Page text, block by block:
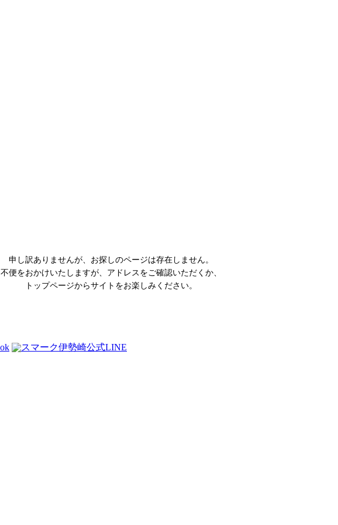
申し訳ありませんが、お探しのページは存在しません。
不便をおかけいたしますが、アドレスをご確認いただくか、
トップページからサイトをお楽しみください。